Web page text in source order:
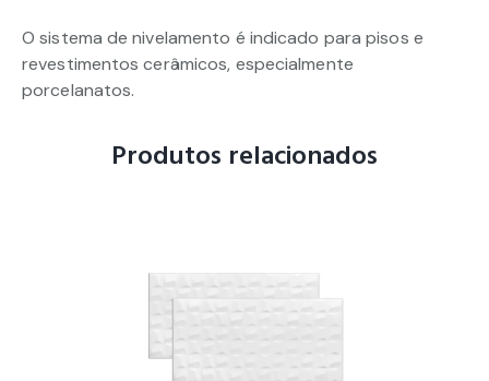
O sistema de nivelamento é indicado para pisos e
revestimentos cerâmicos, especialmente
porcelanatos.
Produtos relacionados